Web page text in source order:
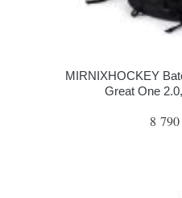
MIRNIXHOCKEY
Great One
8